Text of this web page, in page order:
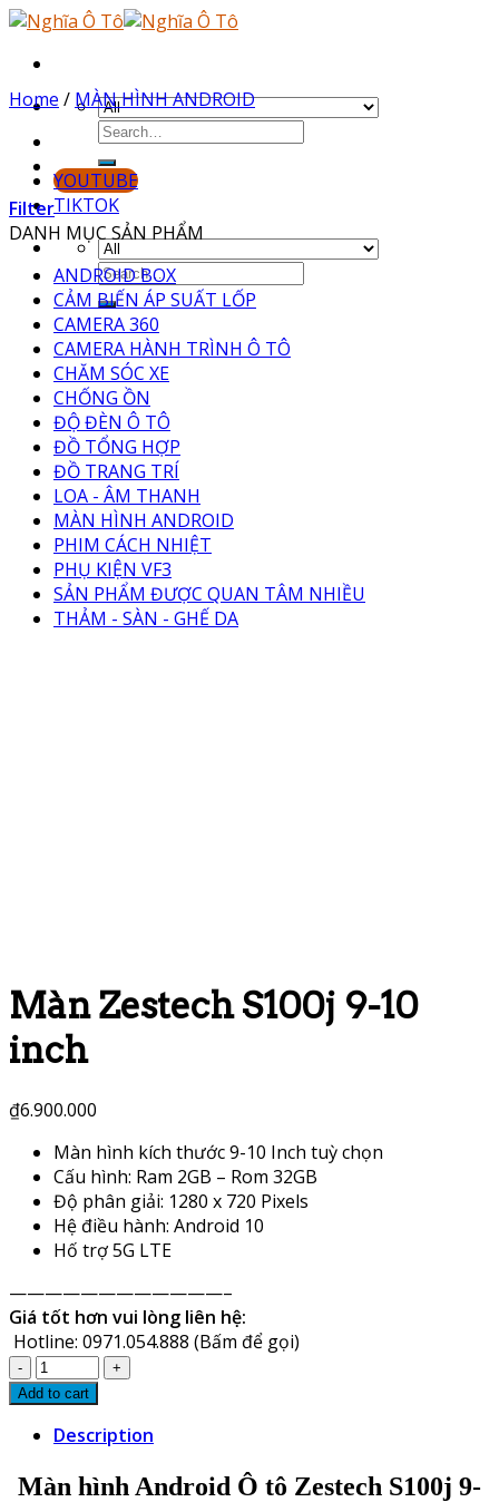
Skip
content
YOUTUBE
TIKTOK
Home / MÀN HÌNH ANDROID
Filter
DANH MỤC SẢN PHẨM
ANDROID BOX
CẢM BIẾN ÁP SUẤT LỐP
CAMERA 360
CAMERA HÀNH TRÌNH Ô TÔ
CHĂM SÓC XE
CHỐNG ỒN
ĐỘ ĐÈN Ô TÔ
ĐỒ TỔNG HỢP
ĐỒ TRANG TRÍ
LOA - ÂM THANH
MÀN HÌNH ANDROID
PHIM CÁCH NHIỆT
PHỤ KIỆN VF3
SẢN PHẨM ĐƯỢC QUAN TÂM NHIỀU
THẢM - SÀN - GHẾ DA
Màn Zestech S100j 9-10
inch
₫6.900.000
Màn hình kích thước 9-10 Inch tuỳ chọn
Cấu hình: Ram 2GB – Rom 32GB
Độ phân giải: 1280 x 720 Pixels
Hệ điều hành: Android 10
Hố trợ 5G LTE
————————————–
Giá tốt hơn vui lòng liên hệ:
Hotline: 0971.054.888 (Bấm để gọi)
Màn
Zestech
9-
inch
Add to cart
Description
Màn hình Android Ô tô Zestech S100j 9-